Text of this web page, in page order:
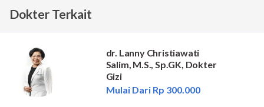
Dokter Terkait